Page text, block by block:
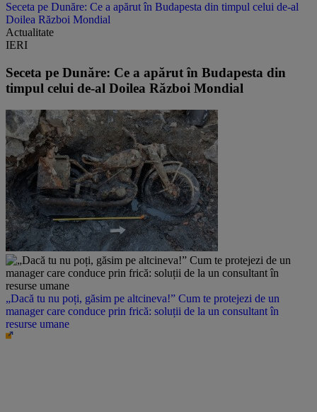
Seceta pe Dunăre: Ce a apărut în Budapesta din timpul celui de-al
Doilea Război Mondial
Actualitate
IERI
Seceta pe Dunăre: Ce a apărut în Budapesta din
timpul celui de-al Doilea Război Mondial
„Dacă tu nu poți, găsim pe altcineva!” Cum te protejezi de un
manager care conduce prin frică: soluții de la un consultant în
resurse umane